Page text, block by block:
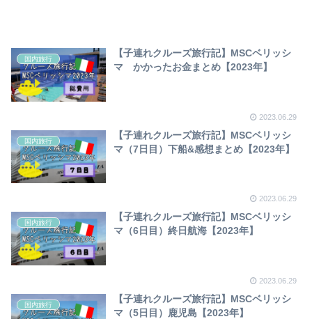
国内旅行
【子連れクルーズ旅行記】MSCベリッシ
マ かかったお金まとめ【2023年】
2023.06.29
国内旅行
【子連れクルーズ旅行記】MSCベリッシ
マ（7日目）下船&感想まとめ【2023年】
2023.06.29
国内旅行
【子連れクルーズ旅行記】MSCベリッシ
マ（6日目）終日航海【2023年】
2023.06.29
国内旅行
【子連れクルーズ旅行記】MSCベリッシ
マ（5日目）鹿児島【2023年】